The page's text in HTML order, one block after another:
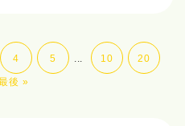
4 5 ... 10 20
後 »